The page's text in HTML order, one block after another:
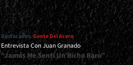
Destacados Gente Del Acero
Entrevista Con Juan Granado
“Jamás Me Sentí Un Bicho Raro”